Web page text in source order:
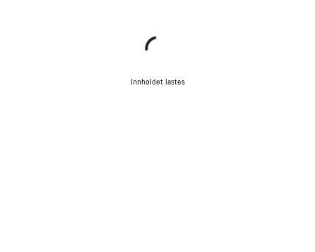
Innholdet lastes